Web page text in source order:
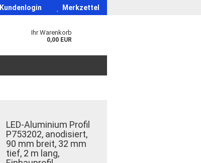
Kundenlogin Merkzettel
Ihr Warenkorb
0,00 EUR
LED-Aluminium Profil
P753202, anodisiert,
90 mm breit, 32 mm
tief, 2 m lang,